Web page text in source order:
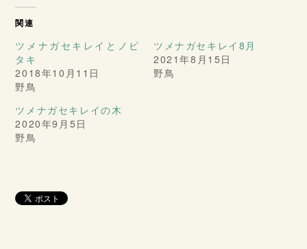
関連
ツメナガセキレイとノビ
タキ
2018年10月11日
野鳥
ツメナガセキレイ8月
2021年8月15日
野鳥
ツメナガセキレイの木
2020年9月5日
野鳥